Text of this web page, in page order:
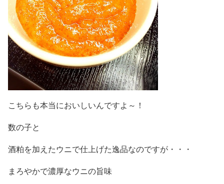
こちらも本当においしいんですよ～！
数の子と
酒粕を加えたウニで仕上げた逸品なのですが・・・
まろやかで濃厚なウニの旨味